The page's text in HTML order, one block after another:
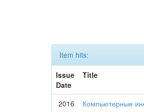
Item hits:
Issue
Date
Title
2016
Компьютерные